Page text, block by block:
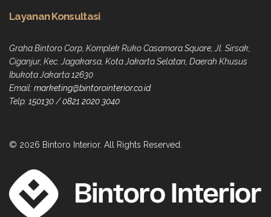
Layanan Konsultasi
Graha Bintoro Corp, Komplek Ruko Casamora Square, Jl. Sirsak,
Ciganjur, Kec. Jagakarsa, Kota Jakarta Selatan, Daerah Khusus
Ibukota Jakarta 12630
Email:marketing@bintorointerior.co.id
Telp: 150130/0821 2020 3040
© 2026 Bintoro Interior. All Rights Reserved.